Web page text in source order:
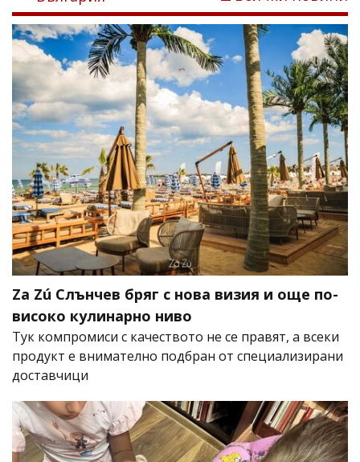
Za Zú Слънчев бряг с нова визия и още по-
високо кулинарно ниво
Тук компромиси с качеството не се правят, а всеки
продукт е внимателно подбран от специализирани
доставчици